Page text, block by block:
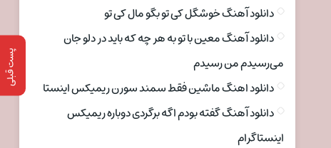
پست قبلی
دانلود آهنگ خوشگل کی تو بگو مال کی تو
دانلود آهنگ معین با تو به هر چه که باید در دلو جان
می‌رسیدم من رسیدم
دانلود اهنگ ماشین فقط سمند سورن ریمیکس اینستا
دانلود آهنگ گفته بودم اگه برگردی دوباره ریمیکس
اینستاگرام